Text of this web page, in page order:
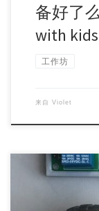
备好了
with
工作坊
来自 Violet